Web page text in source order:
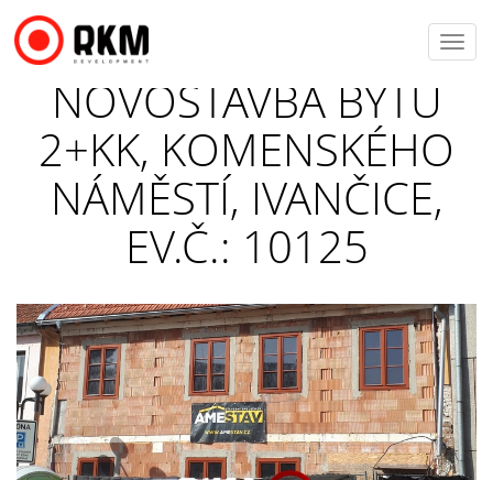
NOVOSTAVBA BYTU
2+KK, KOMENSKÉHO
NÁMĚSTÍ, IVANČICE,
EV.Č.: 10125